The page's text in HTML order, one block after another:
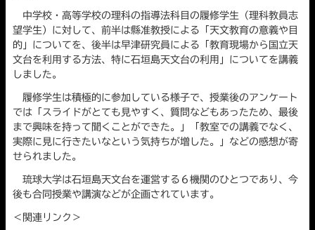
中学校・高等学校の理科の指導法科目の履修学生（理科教員志
望学生）に対して、前半は縣准教授による「天文教育の意義や目
的」についてを、後半は早津研究員による「教育現場から国立天
文台を利用する方法、特に石垣島天文台の利用」についてを講義
しました。
履修学生は積極的に参加している様子で、授業後のアンケート
では「スライドがとても見やすく、質問などもあったため、最後
まで興味を持って聞くことができた。」「教室での講義でなく、
実際に見に行きたいなという気持ちが増した。」などの感想が寄
せられました。
琉球大学は石垣島天文台を運営する６機関のひとつであり、今
後も合同授業や講演などが企画されています。
＜関連リンク＞